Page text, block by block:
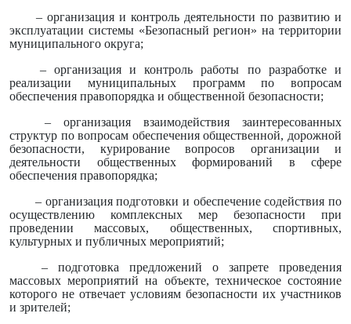
– организация и контроль деятельности по развитию и
эксплуатации системы «Безопасный регион» на территории
муниципального округа;
– организация и контроль работы по разработке и
реализации муниципальных программ по вопросам
обеспечения правопорядка и общественной безопасности;
– организация взаимодействия заинтересованных
структур по вопросам обеспечения общественной, дорожной
безопасности, курирование вопросов организации и
деятельности общественных формирований в сфере
обеспечения правопорядка;
– организация подготовки и обеспечение содействия по
осуществлению комплексных мер безопасности при
проведении массовых, общественных, спортивных,
культурных и публичных мероприятий;
– подготовка предложений о запрете проведения
массовых мероприятий на объекте, техническое состояние
которого не отвечает условиям безопасности их участников
и зрителей;